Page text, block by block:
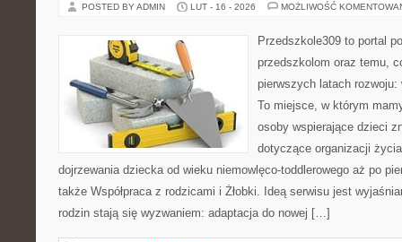
POSTED BY ADMIN LUT - 16 - 2026 MOŻLIWOŚĆ
Przedszkole309 to portal
przedszkolom oraz temu,
pierwszych latach
To miejsce, w którym
osoby wspierające dzieci
dotyczące organizacji
dojrzewania dziecka od wieku niemowlęco-toddlerowego aż po
także Współpraca z rodzicami i Żłobki. Ideą serwisu jest
rodzin stają się wyzwaniem: adaptacja do nowej […]